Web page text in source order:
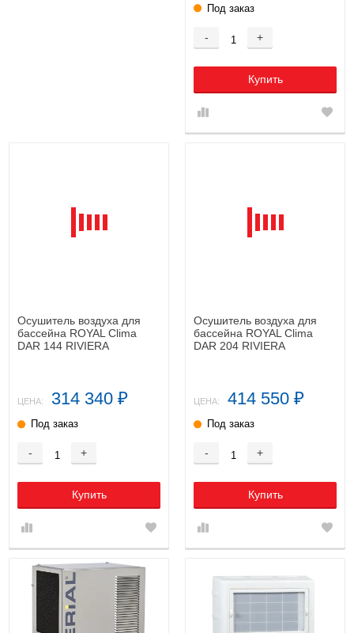
Под заказ
- +
Купить
Осушитель воздуха для
бассейна ROYAL Clima
DAR 144 RIVIERA
ЦЕНА: 314 340 ₽
Под заказ
- +
Купить
Осушитель воздуха для
бассейна ROYAL Clima
DAR 204 RIVIERA
ЦЕНА: 414 550 ₽
Под заказ
- +
Купить